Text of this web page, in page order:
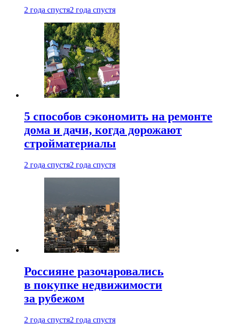
2 года спустя2 года спустя
5 способов сэкономить на ремонте
дома и дачи, когда дорожают
стройматериалы
2 года спустя2 года спустя
Россияне разочаровались
в покупке недвижимости
за рубежом
2 года спустя2 года спустя